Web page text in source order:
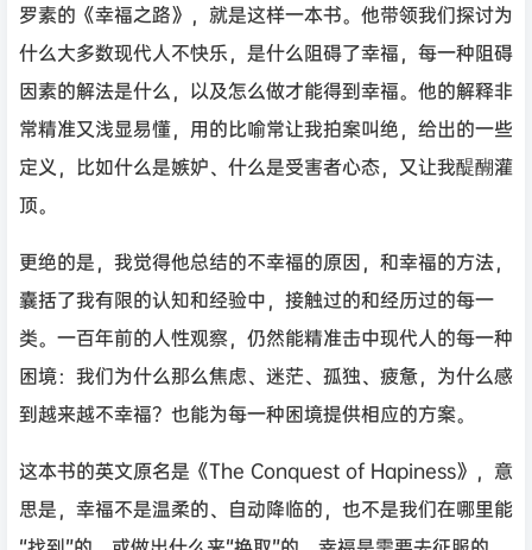
罗素的《幸福之路》，就是这样一本书。他带领我们探讨为
什么大多数现代人不快乐，是什么阻碍了幸福，每一种阻碍
因素的解法是什么，以及怎么做才能得到幸福。他的解释非
常精准又浅显易懂，用的比喻常让我拍案叫绝，给出的一些
定义，比如什么是嫉妒、什么是受害者心态，又让我醍醐灌
顶。
更绝的是，我觉得他总结的不幸福的原因，和幸福的方法，
囊括了我有限的认知和经验中，接触过的和经历过的每一
类。一百年前的人性观察，仍然能精准击中现代人的每一种
困境：我们为什么那么焦虑、迷茫、孤独、疲惫，为什么感
到越来越不幸福？也能为每一种困境提供相应的方案。
这本书的英文原名是《The Conquest of Hapiness》，意
思是，幸福不是温柔的、自动降临的，也不是我们在哪里能